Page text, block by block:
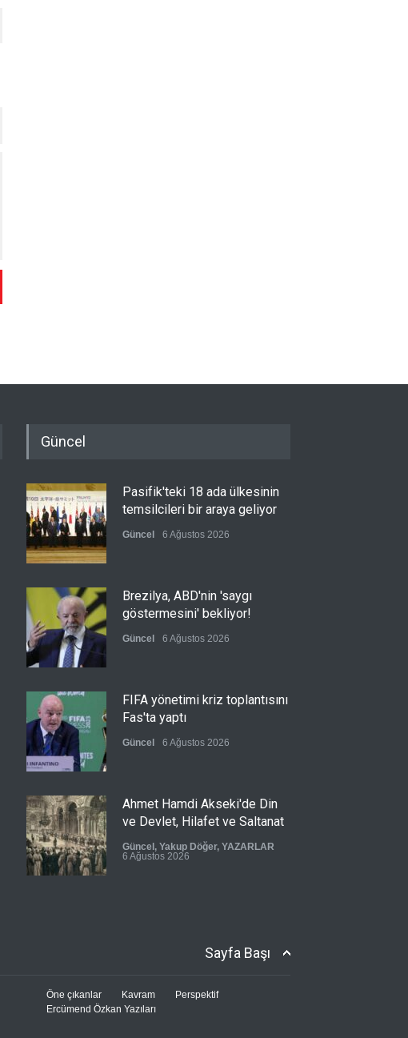
Güncel
Pasifik'teki 18 ada ülkesinin
temsilcileri bir araya geliyor
Güncel 6 Ağustos 2026
Brezilya, ABD'nin 'saygı
göstermesini' bekliyor!
Güncel 6 Ağustos 2026
FIFA yönetimi kriz toplantısını
Fas'ta yaptı
Güncel 6 Ağustos 2026
Ahmet Hamdi Akseki'de Din
ve Devlet, Hilafet ve Saltanat
Güncel , Yakup Döğer, YAZARLAR
6 Ağustos 2026
Pezeşkiyan el-Hayye ile
Sayfa Başı
Öne çıkanlar Kavram
Perspektif
Ercümend Özkan Yazıları